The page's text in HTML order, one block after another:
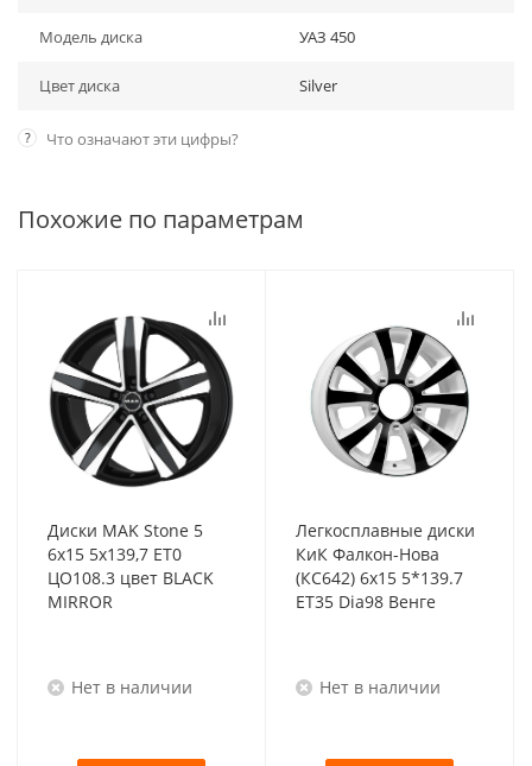
Модель диска УАЗ 450
Цвет диска Silver
? Что означают эти цифры?
Похожие по параметрам
Диски MAK Stone 5
6x15 5x139,7 ET0
ЦО108.3 цвет BLACK
MIRROR
Нет в наличии
Легкосплавные диски
КиК Фалкон-Нова
(КС642) 6x15 5*139.7
ET35 Dia98 Венге
Нет в наличии